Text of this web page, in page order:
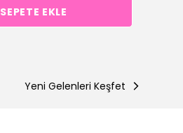
SEPETE EKLE
Yeni Gelenleri Keşfet